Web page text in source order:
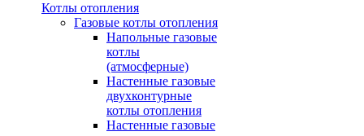
Котлы отопления
Газовые котлы отопления
Напольные газовые
котлы
(атмосферные)
Настенные газовые
двухконтурные
котлы отопления
Настенные газовые